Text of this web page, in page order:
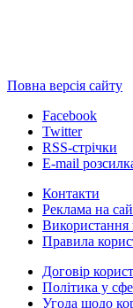
Повна версія сайту
Facebook
Twitter
RSS-стрічки
E-mail
Контакти
Реклама на
Використання
Правила
Договір
Політика у
Угода щодо